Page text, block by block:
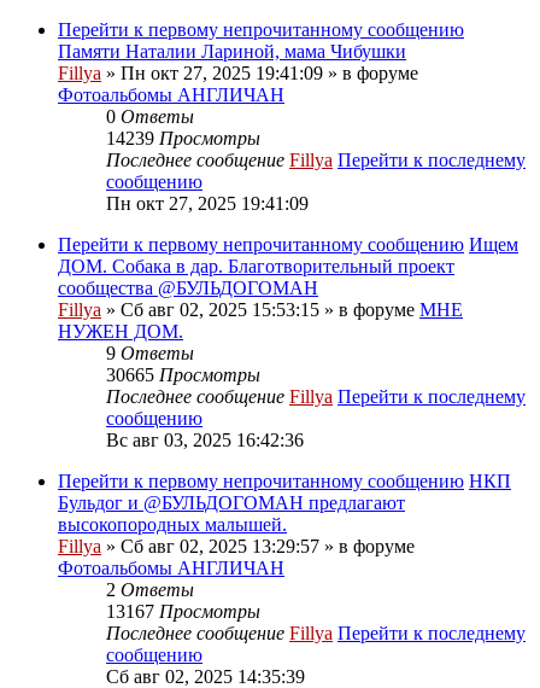
Перейти к первому непрочитанному сообщению
Памяти Наталии Лариной, мама Чибушки
Fillya » Пн окт 27, 2025 19:41:09 » в форуме
Фотоальбомы АНГЛИЧАН
0 Ответы
14239 Просмотры
Последнее сообщение Fillya Перейти к последнему
сообщению
Пн окт 27, 2025 19:41:09
Перейти к первому непрочитанному сообщению Ищем
ДОМ. Собака в дар. Благотворительный проект
сообщества @БУЛЬДОГОМАН
Fillya » Сб авг 02, 2025 15:53:15 » в форуме МНЕ
НУЖЕН ДОМ.
9 Ответы
30665 Просмотры
Последнее сообщение Fillya Перейти к последнему
сообщению
Вс авг 03, 2025 16:42:36
Перейти к первому непрочитанному сообщению НКП
Бульдог и @БУЛЬДОГОМАН предлагают
высокопородных малышей.
Fillya » Сб авг 02, 2025 13:29:57 » в форуме
Фотоальбомы АНГЛИЧАН
2 Ответы
13167 Просмотры
Последнее сообщение Fillya Перейти к последнему
сообщению
Сб авг 02, 2025 14:35:39